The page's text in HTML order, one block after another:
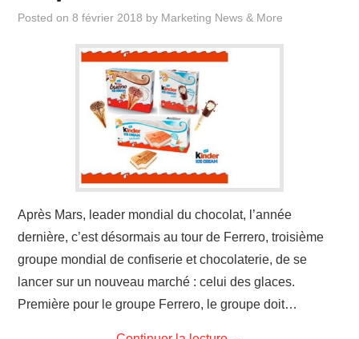
Posted on8 février 2018 by Marketing News & More
Après Mars, leader mondial du chocolat, l’année
dernière, c’est désormais au tour de Ferrero, troisième
groupe mondial de confiserie et chocolaterie, de se
lancer sur un nouveau marché : celui des glaces.
Première pour le groupe Ferrero, le groupe doit…